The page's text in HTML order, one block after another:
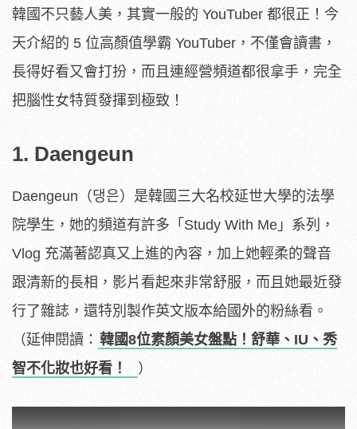
韓國不只藝人美，其實一般的 YouTuber 都很正！今
天介紹的 5 位高顏值學霸 YouTuber，不僅會讀書，
長得好看又會打扮，而且連經營頻道都很拿手，完全
把腦性女特質發揮到極致！
1. Daengeun
Daengeun（댕은）是韓國三大名校延世大學的法學
院學生，她的頻道有許多「Study With Me」系列，
Vlog 充滿著認真又上進的內容，加上她輕柔的聲音
跟清新的長相，影片看起來非常舒服，而且她最近發
行了雜誌，還特別製作英文版本給國外的粉絲看。
（延伸閱讀： 韓國8位素顏美女盤點！舒華、IU、秀
智不化妝也好看！
）